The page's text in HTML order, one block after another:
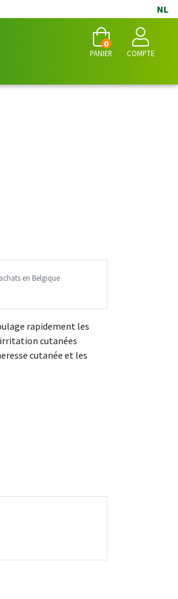
NL
PANIER
0
COMPTE
en Belgique
rapidement les
cutanées
cutanée et les